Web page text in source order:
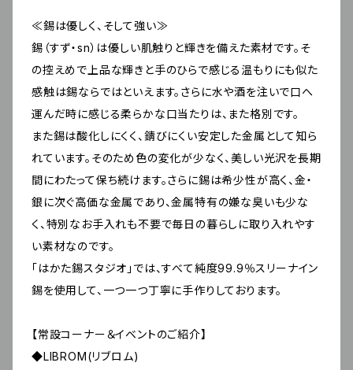
≪錫は優しく、そして強い≫
錫（すず・sn）は優しい肌触りと輝きを備えた素材です。そ
の控えめで上品な輝きと手のひらで感じる温もりにも似た
感触は錫ならではといえます。さらに水や酒を注いで口へ
運んだ時に感じる柔らかな口当たりは、また格別です。
また錫は酸化しにくく、錆びにくい安定した金属として知ら
れています。そのため色の変化が少なく、美しい光沢を長期
間にわたって保ち続けます。さらに錫は希少性が高く、金・
銀に次ぐ高価な金属であり、金属特有の嫌な臭いも少な
く、特別なお手入れも不要で毎日の暮らしに取り入れやす
い素材なのです。
「はかた錫スタジオ」では、すべて純度99.9％スリーナイン
錫を使用して、一つ一つ丁寧に手作りしております。
【常設コーナー＆イベントのご紹介】
◆LIBROM(リブロム)